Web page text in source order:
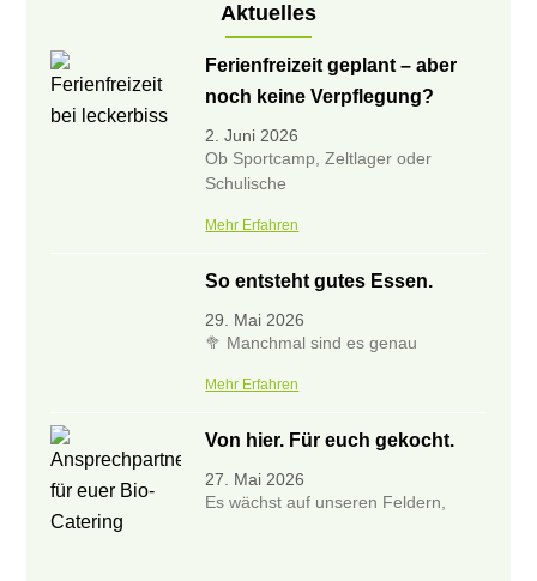
Aktuelles
Ferienfreizeit geplant – aber
noch keine Verpflegung?
2. Juni 2026
Ob Sportcamp, Zeltlager oder
Schulische
Mehr Erfahren
So entsteht gutes Essen.
29. Mai 2026
🥦 Manchmal sind es genau
Mehr Erfahren
Von hier. Für euch gekocht.
27. Mai 2026
Es wächst auf unseren Feldern,